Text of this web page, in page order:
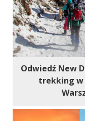
Odwiedź New
trekking w